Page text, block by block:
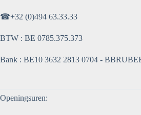
☎+32 (0)494 63.33.33
BTW : BE 0785.375.373
Bank : BE10 3632 2813 0704 -
Openingsuren: